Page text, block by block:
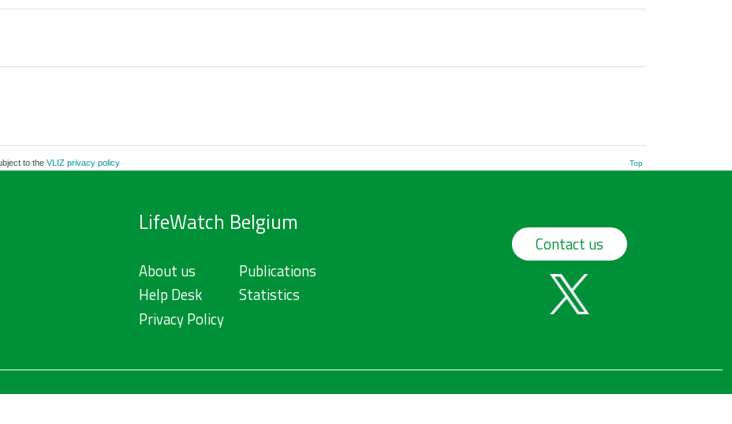
to the VLIZ privacy policy Top
LifeWatch Belgium
About us
Help Desk
Privacy Policy
Publications
Statistics
Contact us